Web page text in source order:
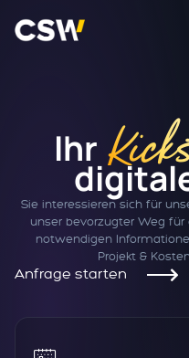
Ihr
Sie interessieren sich für
unser bevorzugter Weg
notwendigen
Projekt &
Anfrage starten